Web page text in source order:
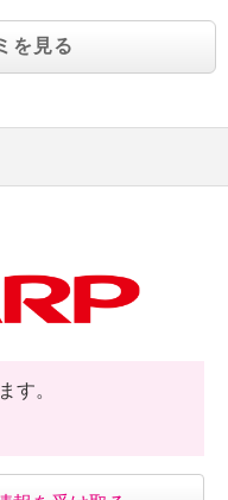
用しない。
やひもなどを巻き
リコーンを配合し
を見る
す。